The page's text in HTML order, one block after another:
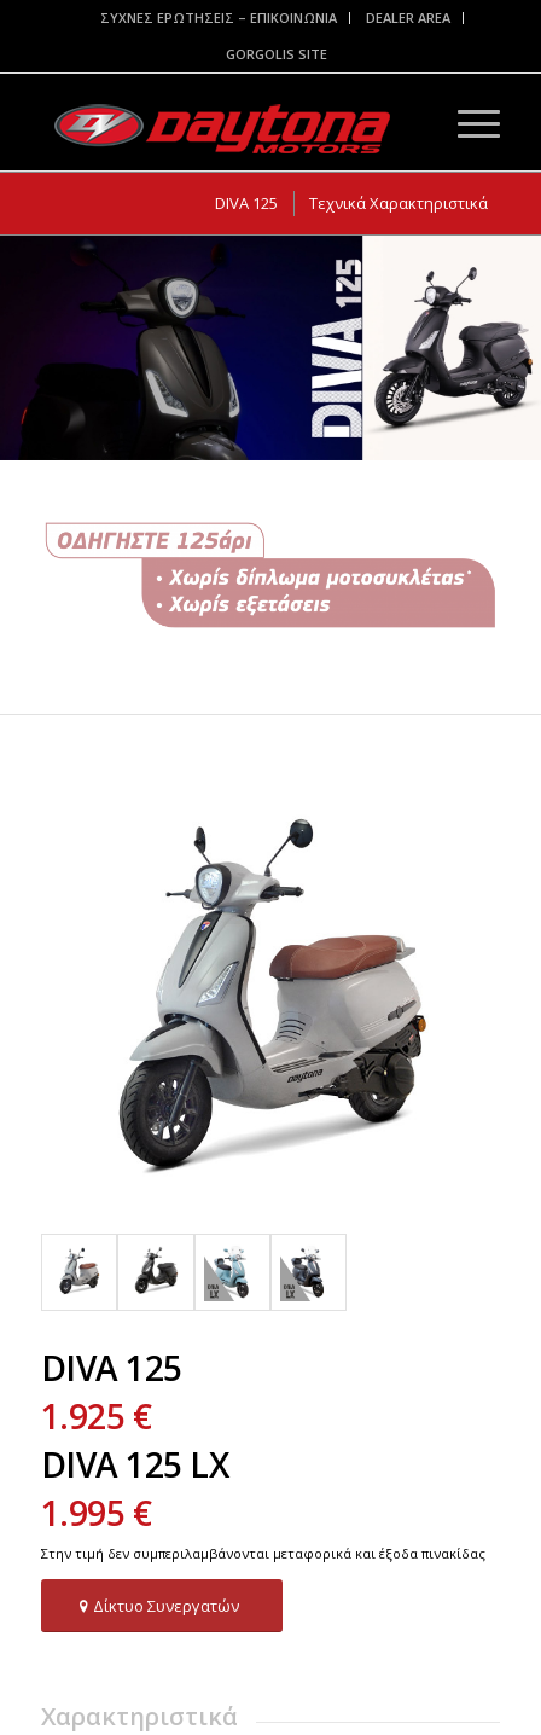
ΣΥΧΝΕΣ ΕΡΩΤΗΣΕΙΣ – ΕΠΙΚΟΙΝΩΝΙΑ
DEALER AREA
GORGOLIS SITE
DIVA 125 Τεχνικά Χαρακτηριστικά
DIVA 125
1.925 €
DIVA 125 LX
1.995 €
Στην τιμή δεν συμπεριλαμβάνονται μεταφορικά και έξοδα πινακίδας
Δίκτυο Συνεργατών
Xαρακτηριστικά